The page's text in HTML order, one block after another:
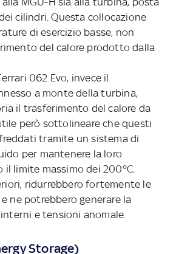
cilindri. Questa collocazione
di esercizio basse, non
del calore prodotto dalla
062 Evo, invece il
a monte della turbina,
il trasferimento del calore da
però sottolineare che questi
tramite un sistema di
per mantenere la loro
limite massimo dei 200°C.
ridurrebbero fortemente le
ne potrebbero generare la
e tensioni anomale.
Storage)